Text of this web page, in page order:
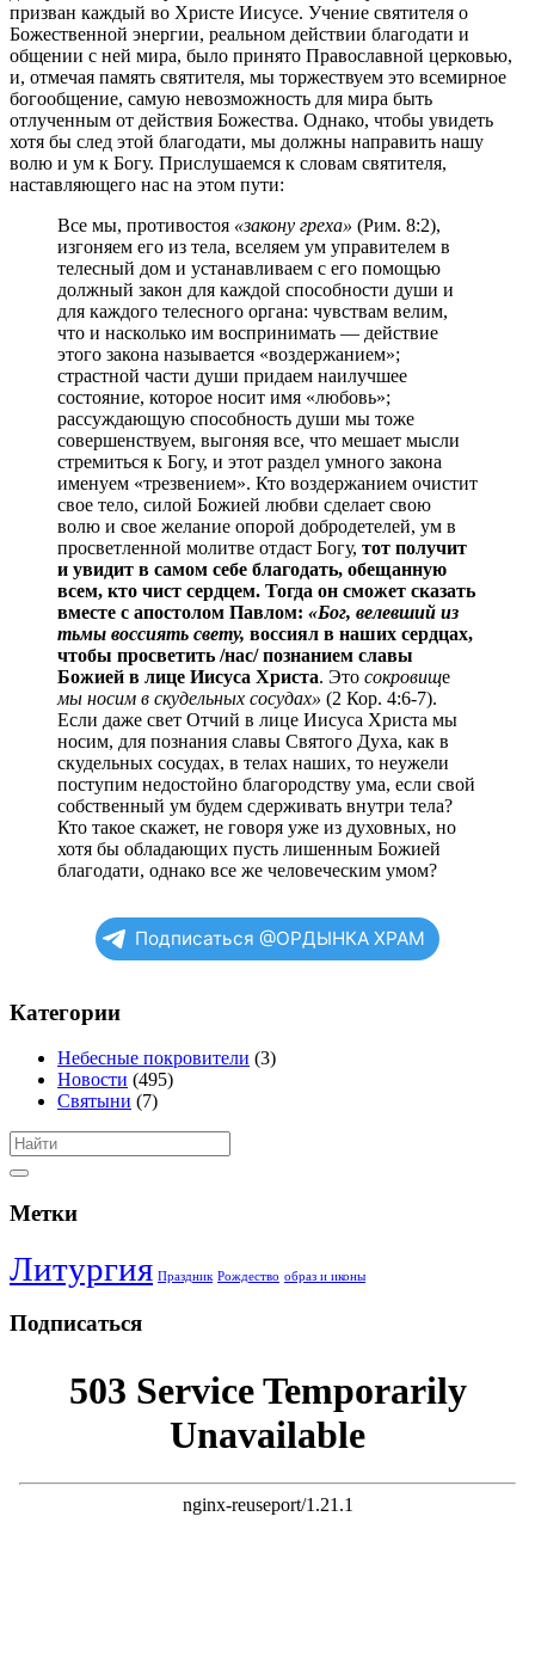
призван каждый во Христе Иисусе. Учение святителя о
Божественной энергии, реальном действии благодати и
общении с ней мира, было принято Православной церковью,
и, отмечая память святителя, мы торжествуем это всемирное
богообщение, самую невозможность для мира быть
отлученным от действия Божества. Однако, чтобы увидеть
хотя бы след этой благодати, мы должны направить нашу
волю и ум к Богу. Прислушаемся к словам святителя,
наставляющего нас на этом пути:
Все мы, противостоя «закону греха» (Рим. 8:2),
изгоняем его из тела, вселяем ум управителем в
телесный дом и устанавливаем с его помощью
должный закон для каждой способности души и
для каждого телесного органа: чувствам велим,
что и насколько им воспринимать — действие
этого закона называется «воздержанием»;
страстной части души придаем наилучшее
состояние, которое носит имя «любовь»;
рассуждающую способность души мы тоже
совершенствуем, выгоняя все, что мешает мысли
стремиться к Богу, и этот раздел умного закона
именуем «трезвением». Кто воздержанием очистит
свое тело, силой Божией любви сделает свою
волю и свое желание опорой добродетелей, ум в
просветленной молитве отдаст Богу, тот получит
и увидит в самом себе благодать, обещанную
всем, кто чист сердцем. Тогда он сможет сказать
вместе с апостолом Павлом: «Бог, велевший из
тьмы воссиять свету, воссиял в наших сердцах,
чтобы просветить /нас/ познанием славы
Божией в лице Иисуса Христа. Это сокровище
мы носим в скудельных сосудах» (2 Кор. 4:6-7).
Если даже свет Отчий в лице Иисуса Христа мы
носим, для познания славы Святого Духа, как в
скудельных сосудах, в телах наших, то неужели
поступим недостойно благородству ума, если свой
собственный ум будем сдерживать внутри тела?
Кто такое скажет, не говоря уже из духовных, но
хотя бы обладающих пусть лишенным Божией
благодати, однако все же человеческим умом?
Подписаться @ОРДЫНКА ХРАМ
Категории
Небесные покровители (3)
Новости (495)
Святыни (7)
Метки
Литургия Праздник Рождество образ и иконы
Подписаться